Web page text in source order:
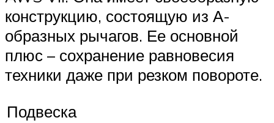
конструкцию, состоящую из А-
образных рычагов. Ее основной
плюс – сохранение равновесия
техники даже при резком повороте.
Подвеска